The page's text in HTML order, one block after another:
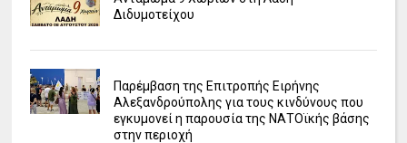
Διδυμοτείχου
Παρέμβαση της Επιτροπής Ειρήνης
Αλεξανδρούπολης για τους κινδύνους που
εγκυμονεί η παρουσία της ΝΑΤΟϊκής βάσης
στην περιοχή